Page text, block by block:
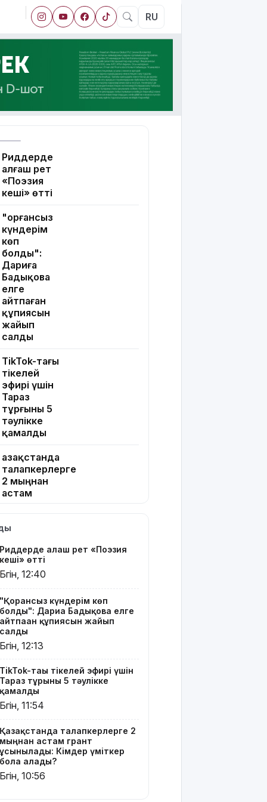
RU
Риддерде
алғаш рет
«Поэзия
кеші» өтті
"Қорғансыз
күндерім
көп
болды":
Дариға
Бадықова
елге
айтпаған
құпиясын
жайып
салды
TikTok-тағы
тікелей
эфирі үшін
Тараз
тұрғыны 5
тәулікке
қамалды
Қазақстанда
талапкерлерге
2 мыңнан
астам
Кімдер
бола
алады?
Украина
АҚШ-тың
Ресейге
қарсы
жаңа
қолдады
8 тамызға
арналған
болжамы
Полиция
қазақстандық
жүргізушілерге
Риддерде алғаш рет «Поэзия
кеші» өтті
Бүгін, 12:40
"Қорғансыз күндерім көп
болды": Дариға Бадықова елге
айтпаған құпиясын жайып
салды
Бүгін, 12:13
TikTok-тағы тікелей эфирі үшін
Тараз тұрғыны 5 тәулікке
қамалды
Бүгін, 11:54
Қазақстанда талапкерлерге 2
мыңнан астам грант
ұсынылады: Кімдер үміткер
бола алады?
Бүгін, 10:56